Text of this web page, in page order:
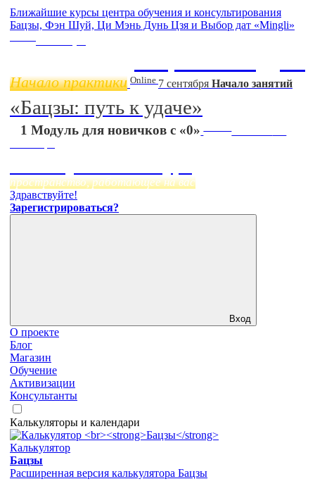
Ближайшие курсы центра обучения и консультирования
Бацзы, Фэн Шуй, Ци Мэнь Дунь Цзя и Выбор дат «Mingli»
Начало практики Online 7 сентября Начало занятий
«Бацзы: путь к удаче»
1 Модуль для новичков с «0» Начало:
пространство, работающее на вас
Здравствуйте!
Зарегистрироваться?
Вход
О проекте
Блог
Магазин
Обучение
Активизации
Консультанты
Калькуляторы и календари
Калькулятор
Бацзы
Расширенная версия калькулятора Бацзы